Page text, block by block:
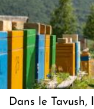
Dans le Tavush,